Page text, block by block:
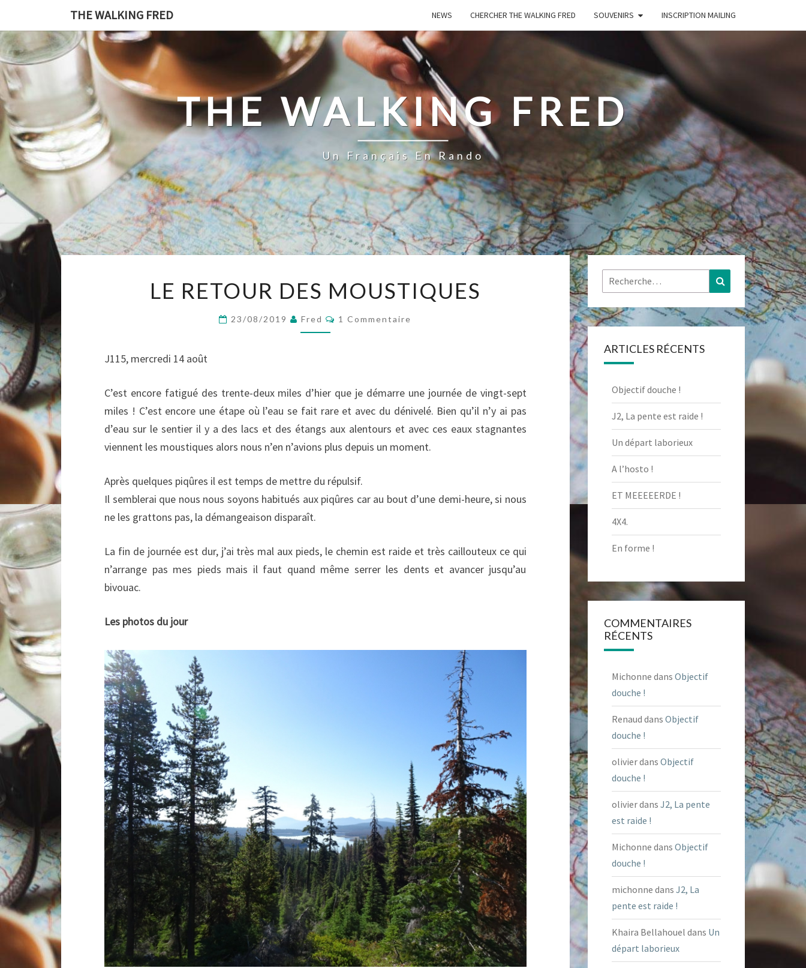
content
THE WALKING FRED NEWS CHERCHER THE WALKING FRED SOUVENIRS INSCRIPTION MAILING
THE WALKING FRED
Un Français En Rando
RETOUR
LE RETOUR DES MOUSTIQUES
23/08/2019 Fred Commentaires
1 Commentaire
J115, mercredi 14 août
C’est encore fatigué des trente-deux miles d’hier que je démarre une journée de vingt-sept
miles ! C’est encore une étape où l’eau se fait rare et avec du dénivelé. Bien qu’il n’y ai pas
d’eau sur le sentier il y a des lacs et des étangs aux alentours et avec ces eaux stagnantes
viennent les moustiques alors nous n’en n’avions plus depuis un moment.
Après quelques piqûres il est temps de mettre du répulsif.
Il semblerai que nous nous soyons habitués aux piqûres car au bout d’une demi-heure, si nous
ne les grattons pas, la démangeaison disparaît.
La fin de journée est dur, j’ai très mal aux pieds, le chemin est raide et très caillouteux ce qui
n’arrange pas mes pieds mais il faut quand même serrer les dents et avancer jusqu’au
bivouac.
Les photos du jour
Rechercher : Recherche
ARTICLES RÉCENTS
Objectif douche !
J2, La pente est raide !
Un départ laborieux
A l’hosto !
ET MEEEEERDE !
4X4.
En forme !
COMMENTAIRES
RÉCENTS
Michonne dans Objectif
douche !
Renaud dans Objectif
douche !
olivierdans Objectif
douche !
olivierdans J2, La pente
est raide !
Michonne dans Objectif
douche !
michonne dans J2, La
pente est raide !
Khaira Bellahouel dans Un
départ laborieux